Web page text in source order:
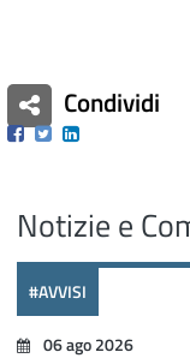
Condividi
Facebook
Twitter
Notizie e
#AVVISI
06 ago 2026